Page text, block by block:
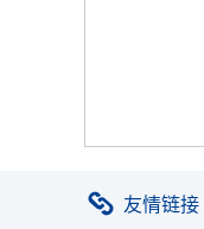
友情链接